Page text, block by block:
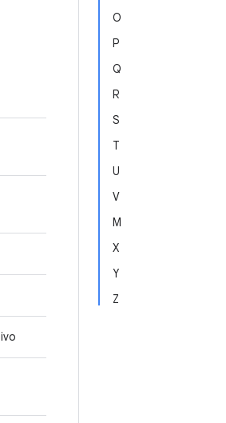
O
P
Q
R
S
T
U
V
M
X
Y
Z